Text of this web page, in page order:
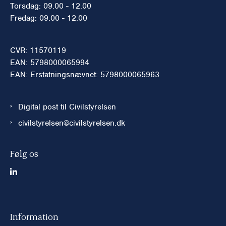
Torsdag: 09.00 - 12.00
Fredag: 09.00 - 12.00
CVR: 11570119
EAN: 5798000065994
EAN: Erstatningsnævnet: 5798000065963
Digital post til Civilstyrelsen
civilstyrelsen@civilstyrelsen.dk
Følg os
Information